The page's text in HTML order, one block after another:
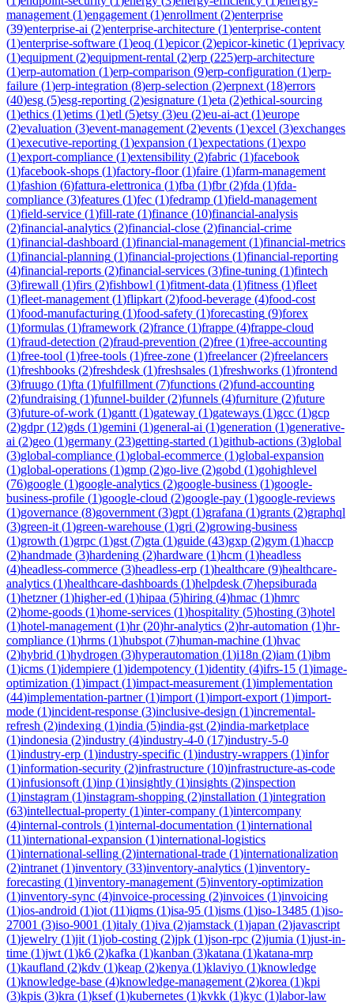
management (1)engagement (1)enrollment (2)enterprise
(39)enterprise-ai (2)enterprise-architecture (1)enterprise-content
(1)enterprise-software (1)eoq (1)epicor(2)epicor-kinetic (1)eprivacy
(1)equipment (2)equipment-rental (2)erp (225)erp-architecture
(1)erp-automation (1)erp-comparison (9)erp-configuration (1)erp-
failure (1)erp-integration (8)erp-selection (2)erpnext (18)errors
(40)esg (5)esg-reporting (2)esignature (1)eta (2)ethical-sourcing
(1)ethics (1)etims (1)etl (5)etsy (3)eu (2)eu-ai-act (1)europe
(2)evaluation (3)event-management (2)events (1)excel (3)exchanges
(1)executive-reporting (1)expansion (1)expectations (1)expo
(1)export-compliance (1)extensibility (2)fabric (1)facebook
(1)facebook-shops (1)factory-floor(1)faire (1)farm-management
(1)fashion (6)fattura-elettronica (1)fba (1)fbr(2)fda (1)fda-
compliance (3)features (1)fec (1)fedramp (1)field-management
(1)field-service (1)fill-rate (1)finance (10)financial-analysis
(2)financial-analytics (2)financial-close (2)financial-crime
(1)financial-dashboard (1)financial-management (1)financial-metrics
(1)financial-planning (1)financial-projections (1)financial-reporting
(4)financial-reports (2)financial-services (3)fine-tuning (1)fintech
(3)firewall (1)firs (2)fishbowl (1)fitment-data (1)fitness (1)fleet
(1)fleet-management (1)flipkart (2)food-beverage (4)food-cost
(1)food-manufacturing (1)food-safety (1)forecasting (9)forex
(1)formulas (1)framework (2)france (1)frappe (4)frappe-cloud
(1)fraud-detection (2)fraud-prevention (2)free (1)free-accounting
(1)free-tool (1)free-tools (1)free-zone (1)freelancer(2)freelancers
(1)freshbooks (2)freshdesk (1)freshsales (1)freshworks (1)frontend
(3)fruugo (1)fta (1)fulfillment (7)functions (2)fund-accounting
(2)fundraising (1)funnel-builder(2)funnels (4)furniture (2)future
(3)future-of-work (1)gantt (1)gateway (1)gateways (1)gcc (1)gcp
(2)gdpr(12)gds (1)gemini (1)general-ai (1)generation (1)generative-
ai (2)geo (1)germany (23)getting-started (1)github-actions (3)global
(3)global-compliance (1)global-ecommerce (1)global-expansion
(1)global-operations (1)gmp (2)go-live (2)gobd (1)gohighlevel
(76)google (1)google-analytics (2)google-business (1)google-
business-profile (1)google-cloud (2)google-pay (1)google-reviews
(1)governance (8)government (3)gpt (1)grafana (1)grants (2)graphql
(3)green-it (1)green-warehouse (1)gri (2)growing-business
(1)growth (1)grpc (1)gst (7)gta (1)guide (43)gxp (2)gym (1)haccp
(2)handmade (3)hardening (2)hardware (1)hcm (1)headless
(4)headless-commerce (3)headless-erp (1)healthcare (9)healthcare-
analytics (1)healthcare-dashboards (1)helpdesk (7)hepsiburada
(1)hetzner(1)higher-ed (1)hipaa (5)hiring (4)hmac (1)hmrc
(2)home-goods (1)home-services (1)hospitality (5)hosting (3)hotel
(1)hotel-management (1)hr(20)hr-analytics (2)hr-automation (1)hr-
compliance (1)hrms (1)hubspot (7)human-machine (1)hvac
(2)hybrid (1)hydrogen (3)hyperautomation (1)i18n (2)iam (1)ibm
(1)icms (1)idempiere (1)idempotency (1)identity (4)ifrs-15 (1)image-
optimization (1)impact (1)impact-measurement (1)implementation
(44)implementation-partner(1)import (1)import-export (1)import-
mode (1)incident-response (3)inclusive-design (1)incremental-
refresh (2)indexing (1)india (5)india-gst (2)india-marketplace
(1)indonesia (2)industry (4)industry-4-0 (17)industry-5-0
(1)industry-erp (1)industry-specific (1)industry-wrappers (1)infor
(1)information-security (2)infrastructure (10)infrastructure-as-code
(1)infusionsoft (1)inp (1)insightly (1)insights (2)inspection
(1)instagram (1)instagram-shopping (2)installation (1)integration
(63)intellectual-property (1)inter-company (1)intercompany
(4)internal-controls (1)internal-documentation (1)international
(11)international-expansion (1)international-logistics
(1)international-selling (2)international-trade (1)internationalization
(2)intranet (1)inventory (33)inventory-analytics (1)inventory-
forecasting (1)inventory-management (5)inventory-optimization
(1)inventory-sync (4)invoice-processing (2)invoices (1)invoicing
(1)ios-android (1)iot (11)iqms (1)isa-95 (1)isms (1)iso-13485 (1)iso-
27001 (3)iso-9001 (1)italy (1)iva (2)jamstack (1)japan (2)javascript
(1)jewelry (1)jit (1)job-costing (2)jpk (1)json-rpc (2)jumia (1)just-in-
time (1)jwt (1)k6 (2)kafka (1)kanban (3)katana (1)katana-mrp
(1)kaufland (2)kdv (1)keap (2)kenya (1)klaviyo (1)knowledge
(1)knowledge-base (4)knowledge-management (2)korea (1)kpi
(3)kpis (3)kra (1)ksef(1)kubernetes (1)kvkk (1)kyc (1)labor-law